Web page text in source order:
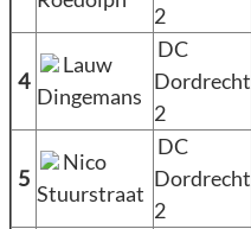
2
4
Lauw
Dingemans
DC
Dordrecht
2
5
Nico
Stuurstraat
DC
Dordrecht
2